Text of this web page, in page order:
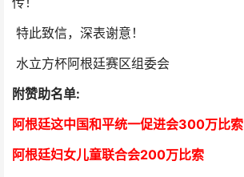
传！
特此致信，深表谢意！
水立方杯阿根廷赛区组委会
附赞助名单:
阿根廷这中国和平统一促进会300万比索
阿根廷妇女儿童联合会200万比索